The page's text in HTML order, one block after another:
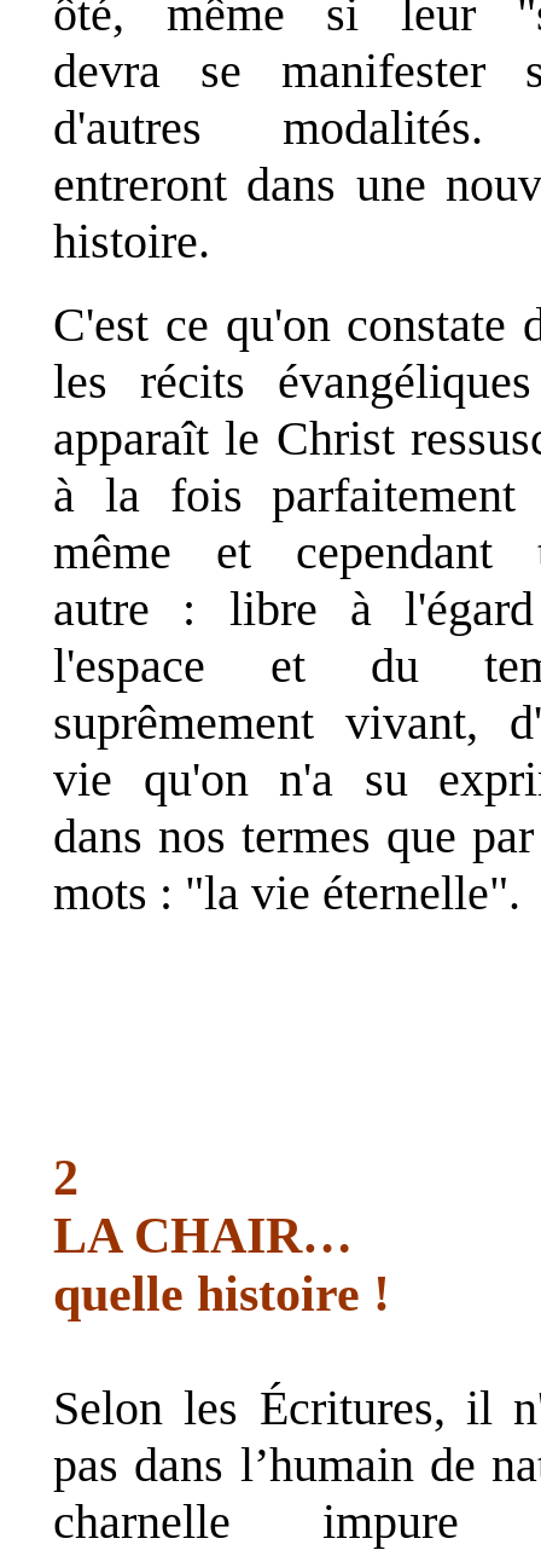
ôté, même si leur
devra se manifester
d'autres
entreront dans une
histoire.
C'est ce qu'on constate
les récits
apparaît le Christ
à la fois
même et cependant
autre : libre à
l'espace et du
suprêmement vivant,
vie qu'on n'a su
dans nos termes que
mots : "la vie éternelle".
2
LA CHAIR…
quelle histoire !
Selon les Écritures, il
pas dans l’humain de
charnelle impure